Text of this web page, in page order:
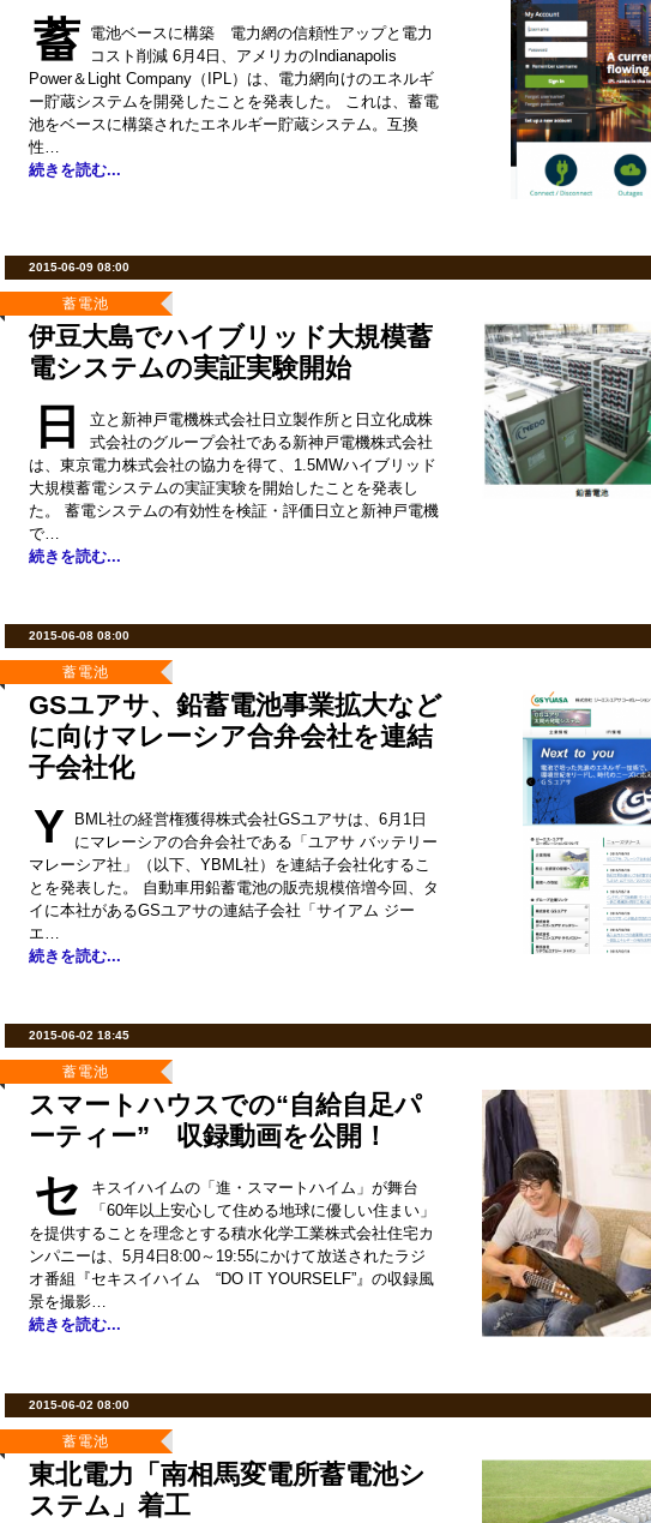
蓄
電池ベースに構築 電力網の信頼性アップと電力
コスト削減 6月4日、アメリカのIndianapolis
Power＆Light Company（IPL）は、電力網向けのエネルギ
ー貯蔵システムを開発したことを発表した。 これは、蓄電
池をベースに構築されたエネルギー貯蔵システム。互換
性…
続きを読む...
2015-06-09 08:00
蓄電池
伊豆大島でハイブリッド大規模蓄
電システムの実証実験開始
日
立と新神戸電機株式会社日立製作所と日立化成株
式会社のグループ会社である新神戸電機株式会社
は、東京電力株式会社の協力を得て、1.5MWハイブリッド
大規模蓄電システムの実証実験を開始したことを発表し
た。 蓄電システムの有効性を検証・評価日立と新神戸電機
で…
続きを読む...
2015-06-08 08:00
蓄電池
GSユアサ、鉛蓄電池事業拡大など
に向けマレーシア合弁会社を連結
子会社化
Y
BML社の経営権獲得株式会社GSユアサは、6月1日
にマレーシアの合弁会社である「ユアサ バッテリー
マレーシア社」（以下、YBML社）を連結子会社化するこ
とを発表した。 自動車用鉛蓄電池の販売規模倍増今回、タ
イに本社があるGSユアサの連結子会社「サイアム ジー
エ…
続きを読む...
2015-06-02 18:45
蓄電池
スマートハウスでの“自給自足パ
ーティー” 収録動画を公開！
セ
キスイハイムの「進・スマートハイム」が舞台
「60年以上安心して住める地球に優しい住まい」
を提供することを理念とする積水化学工業株式会社住宅カ
ンパニーは、5月4日8:00～19:55にかけて放送されたラジ
オ番組『セキスイハイム “DO IT YOURSELF”』の収録風
景を撮影…
続きを読む...
2015-06-02 08:00
蓄電池
東北電力「南相馬変電所蓄電池シ
ステム」着工